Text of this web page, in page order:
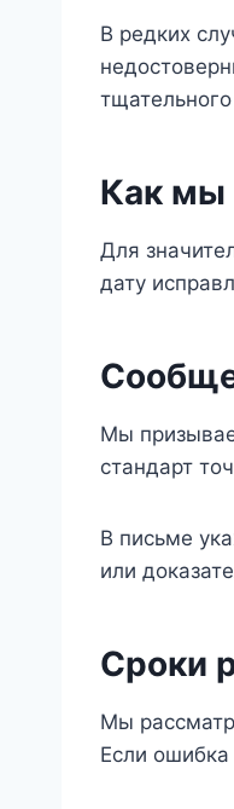
В редких
Как мы
Для
дату
Мы
стандарт
В письме
или
Сроки
Мы
Если